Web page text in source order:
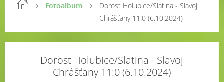
Fotoalbum
Dorost Holubice/Slatina - Slavoj
Chrášťany 11:0 (6.10.2024)
Dorost Holubice/Slatina - Slavoj
Chrášťany 11:0 (6.10.2024)